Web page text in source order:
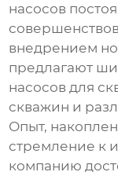
насосов
внедрением
предлагают
насосов для
скважин и
Опыт,
стремление к
компанию